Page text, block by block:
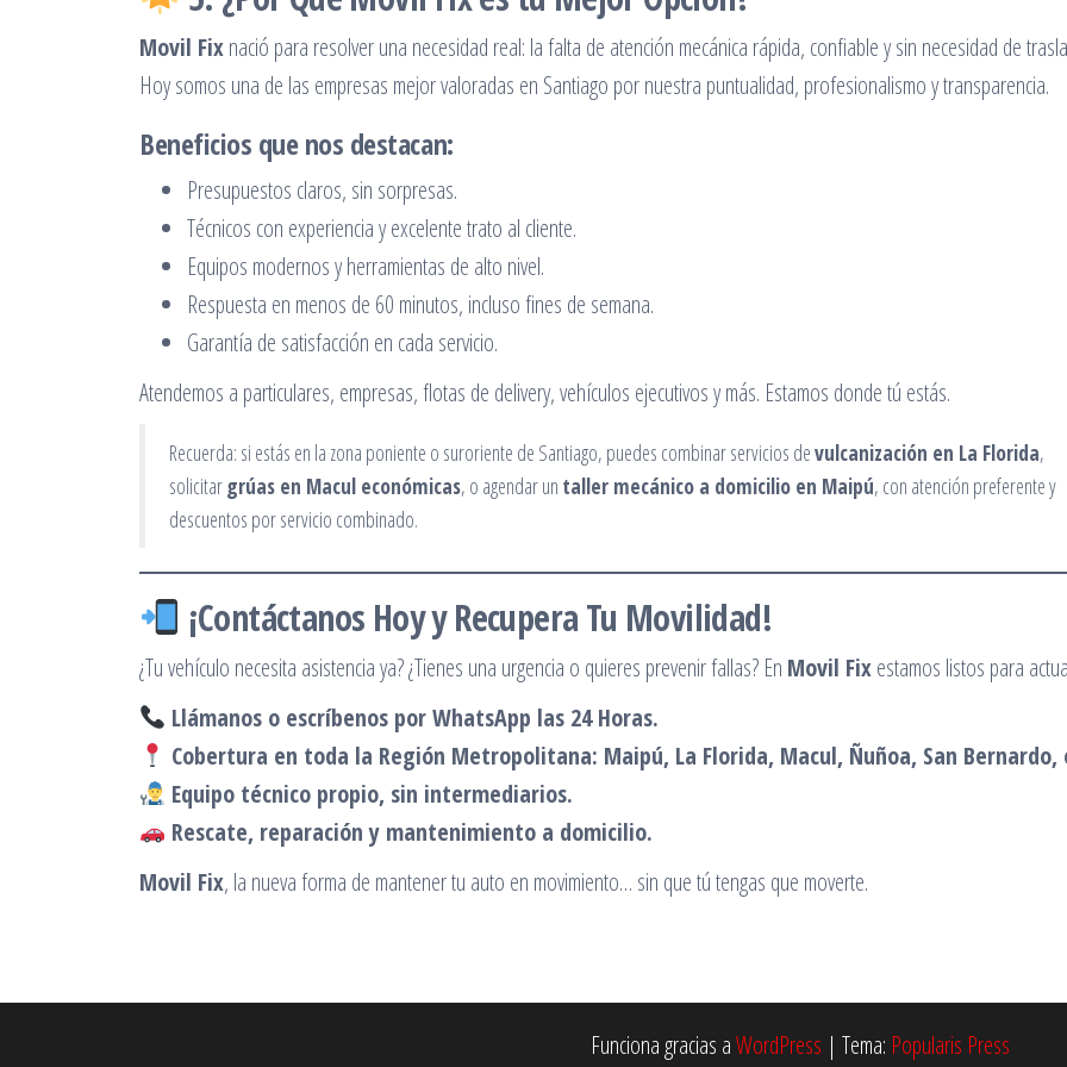
Movil Fixnació para resolver una necesidad real: la falta de atención mecánica rápida, confiable y sin necesidad de
Hoy somos una de las empresas mejor valoradas en Santiago por nuestra puntualidad, profesionalismo y transparencia.
Beneficios que nos destacan:
Presupuestos claros, sin sorpresas.
Técnicos con experiencia y excelente trato al cliente.
Equipos modernos y herramientas de alto nivel.
Respuesta en menos de 60 minutos, incluso fines de semana.
Garantía de satisfacción en cada servicio.
Atendemos a particulares, empresas, flotas de delivery, vehículos ejecutivos y más. Estamos donde tú estás.
Recuerda: si estás en la zona poniente o suroriente de Santiago, puedes combinar servicios devulcanización en La Florida,
solicitargrúas en Macul económicas, o agendar un taller mecánico a domicilio en Maipú, con atención preferente y
descuentos por servicio combinado.
¡Contáctanos Hoy y Recupera Tu Movilidad!
¿Tu vehículo necesita asistencia ya? ¿Tienes una urgencia o quieres prevenir fallas? En Movil Fixestamos listos para
Llámanos o escríbenos por WhatsApp las 24 Horas.
Cobertura en toda la Región Metropolitana: Maipú, La Florida, Macul, Ñuñoa, San Bernardo,
Equipo técnico propio, sin intermediarios.
Rescate, reparación y mantenimiento a domicilio.
Movil Fix, la nueva forma de mantener tu auto en movimiento… sin que tú tengas que moverte.
Funciona gracias aWordPress | Tema: Popularis Press